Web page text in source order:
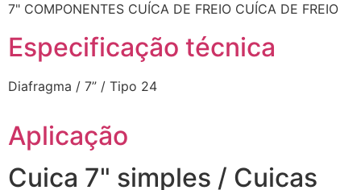
7" COMPONENTES CUÍCA DE FREIO CUÍCA DE FREIO
Especificação técnica
Diafragma / 7” / Tipo 24
Aplicação
Cuica 7" simples / Cuicas